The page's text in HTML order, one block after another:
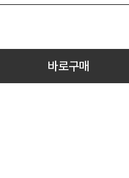
바로구매